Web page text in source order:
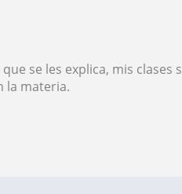
se les explica, mis clases
la materia.